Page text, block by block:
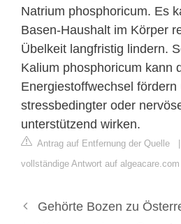
Natrium phosphoricum. Es
Basen-Haushalt im Körper
Übelkeit langfristig lindern.
Kalium phosphoricum kann
Energiestoffwechsel fördern
stressbedingter oder
unterstützend wirken.
Antrag auf Entfernung der Quelle
vollständige Antwort auf
Gehörte Bozen zu